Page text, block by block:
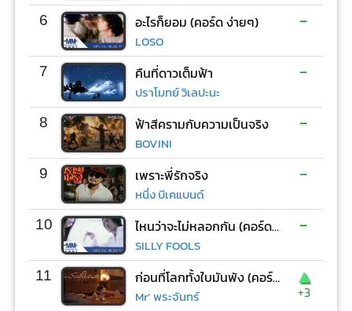
6 อะไรก็ยอม (คอร์ด ง่ายๆ)
LOSO
-
7 คืนที่ดาวเต็มฟ้า
ปราโมทย์ วิเลปะนะ
-
8 ฟ้าสีครามกับความเป็นจริง
BOVINI
-
9 เพราะพี่รักจริง
หนึ่ง บีเคแบนด์
-
10 ไหนว่าจะไม่หลอกกัน (คอร์ด ง่ายๆ)
SILLY FOOLS
-
11 ก่อนที่โลกทั้งใบมันพัง (คอร์ด ง่ายๆ)
Mr’ พระจันทร์
▲
+3